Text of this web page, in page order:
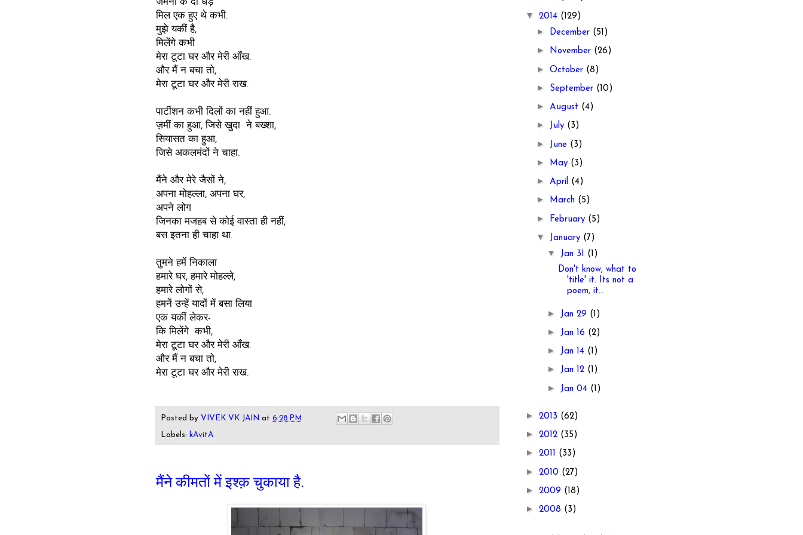
जर्मनी के दो धड़े
मिल एक हुए थे कभी.
मुझे यकीं है,
मिलेंगे कभी
मेरा टूटा घर और मेरी आँख.
और मैं न बचा तो,
मेरा टूटा घर और मेरी राख.
पार्टीशन कभी दिलों का नहीं हुआ.
ज़मीं का हुआ, जिसे खुदा ने बख्शा,
सियासत का हुआ,
जिसे अकलमंदों ने चाहा.
मैंने और मेरे जैसों ने,
अपना मोहल्ला, अपना घर,
अपने लोग
जिनका मजहब से कोई वास्ता ही नहीं,
बस इतना ही चाहा था.
तुमने हमें निकाला
हमारे घर, हमारे मोहल्ले,
हमारे लोगों से,
हमनें उन्हें यादों में बसा लिया
एक यकीं लेकर-
कि मिलेंगे कभी,
मेरा टूटा घर और मेरी आँख.
और मैं न बचा तो,
मेरा टूटा घर और मेरी राख.
Posted by VIVEK VK JAIN at 6:28 PM
Labels: kAvitA
मैंने कीमतों में इश्क़ चुकाया है.
▼ 2014 (129)
► December (51)
► November (26)
► October (8)
► September (10)
► August (4)
► July (3)
► June (3)
► May (3)
► April (4)
► March (5)
► February (5)
▼ January (7)
▼ Jan 31 (1)
Don't know, what to
'title' it. Its not a
poem, it...
► Jan 29 (1)
► Jan 16 (2)
► Jan 14 (1)
► Jan 12 (1)
► Jan 04 (1)
► 2013 (62)
► 2012 (35)
► 2011 (33)
► 2010 (27)
► 2009 (18)
► 2008 (3)